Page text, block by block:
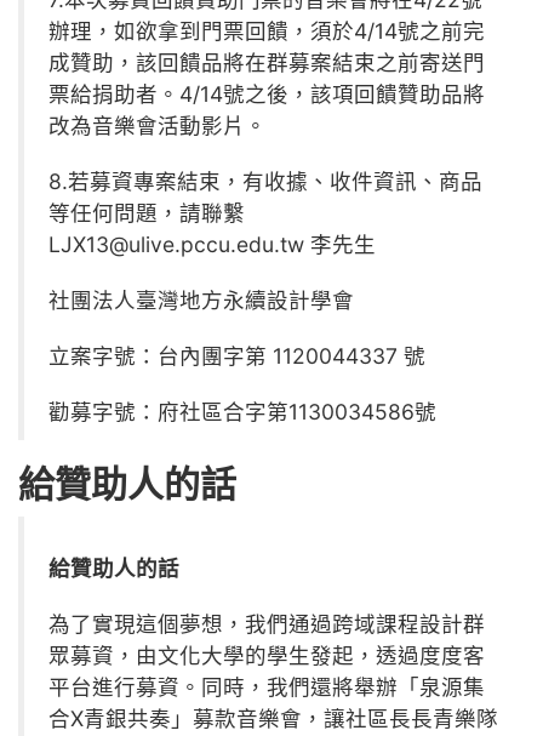
辦理，如欲拿到門票回饋，須於4/14號之前完
成贊助，該回饋品將在群募案結束之前寄送門
票給捐助者。4/14號之後，該項回饋贊助品將
改為音樂會活動影片。
8.若募資專案結束，有收據、收件資訊、商品
等任何問題，請聯繫
LJX13@ulive.pccu.edu.tw 李先生
社團法人臺灣地方永續設計學會
立案字號：台內團字第 1120044337 號
勸募字號：府社區合字第1130034586號
給贊助人的話
給贊助人的話
為了實現這個夢想，我們通過跨域課程設計群
眾募資，由文化大學的學生發起，透過度度客
平台進行募資。同時，我們還將舉辦「泉源集
合X青銀共奏」募款音樂會，讓社區長長青樂隊